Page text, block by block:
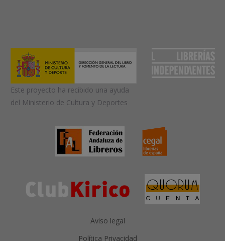
Este proyecto ha recibido una ayuda
del Ministerio de Cultura y Deportes
Aviso legal
Política Privacidad